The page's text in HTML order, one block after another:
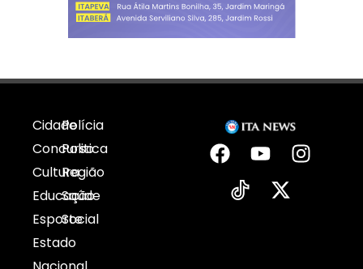
Cidade
Concurso
Cultura
Educação
Esporte
Estado
Polícia
Politica
Região
Saúde
Social